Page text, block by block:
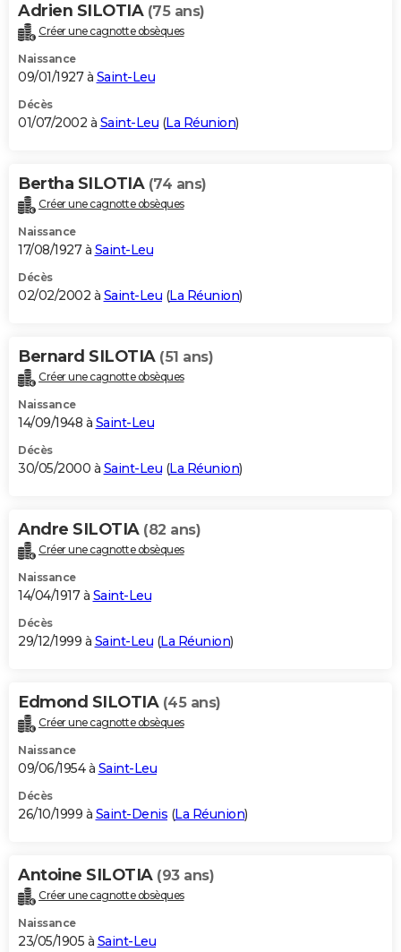
Adrien SILOTIA (75 ans)
Créer une cagnotte obsèques
Naissance
09/01/1927 à Saint-Leu
Décès
01/07/2002 à Saint-Leu (La Réunion)
Bertha SILOTIA (74 ans)
Créer une cagnotte obsèques
Naissance
17/08/1927 à Saint-Leu
Décès
02/02/2002 à Saint-Leu (La Réunion)
Bernard SILOTIA (51 ans)
Créer une cagnotte obsèques
Naissance
14/09/1948 à Saint-Leu
Décès
30/05/2000 à Saint-Leu (La Réunion)
Andre SILOTIA (82 ans)
Créer une cagnotte obsèques
Naissance
14/04/1917 à Saint-Leu
Décès
29/12/1999 à Saint-Leu (La Réunion)
Edmond SILOTIA (45 ans)
Créer une cagnotte obsèques
Naissance
09/06/1954 à Saint-Leu
Décès
26/10/1999 à Saint-Denis (La Réunion)
Antoine SILOTIA (93 ans)
Créer une cagnotte obsèques
Naissance
23/05/1905 à Saint-Leu